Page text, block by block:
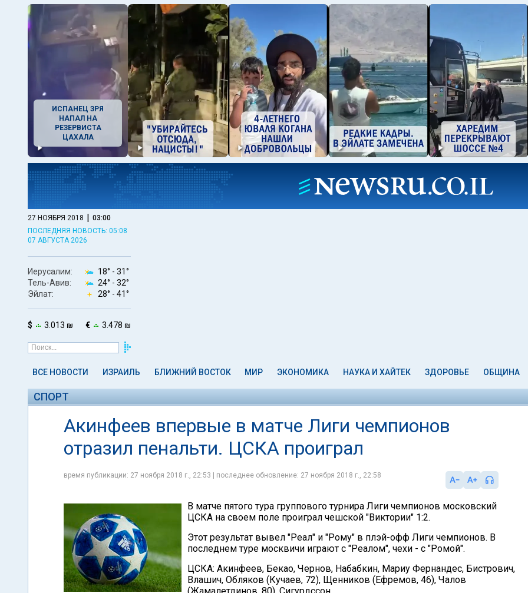
ИСПАНЕЦ ЗРЯ
НАПАЛ НА
РЕЗЕРВИСТА
ЦАХАЛА
27 НОЯБРЯ 2018 | 03:00
ПОСЛЕДНЯЯ НОВОСТЬ: 05:08
07 АВГУСТА 2026
Иерусалим: 18° - 31°
Тель-Авив:
24° - 32°
Эйлат:
28° - 41°
$ 3.013 ₪ € 3.478 ₪
ВСЕ НОВОСТИ ИЗРАИЛЬ БЛИЖНИЙ ВОСТОК МИР ЭКОНОМИКА НАУКА И ХАЙТЕК ЗДОРОВЬЕ ОБЩИНА
СПОРТ
Акинфеев впервые в матче Лиги чемпионов
отразил пенальти. ЦСКА проиграл
время публикации: 27 ноября 2018 г., 22:53 | последнее обновление: 27 ноября 2018 г., 22:58
В матче пятого тура группового турнира Лиги чемпионов московский
ЦСКА на своем поле проиграл чешской "Виктории" 1:2.
Этот результат вывел "Реал" и "Рому" в плэй-офф Лиги чемпионов. В
последнем туре москвичи играют с "Реалом", чехи - с "Ромой".
ЦСКА: Акинфеев, Бекао, Чернов, Набабкин, Мариу Фернандес, Бистрович,
Влашич, Обляков (Кучаев, 72), Щенников (Ефремов, 46), Чалов